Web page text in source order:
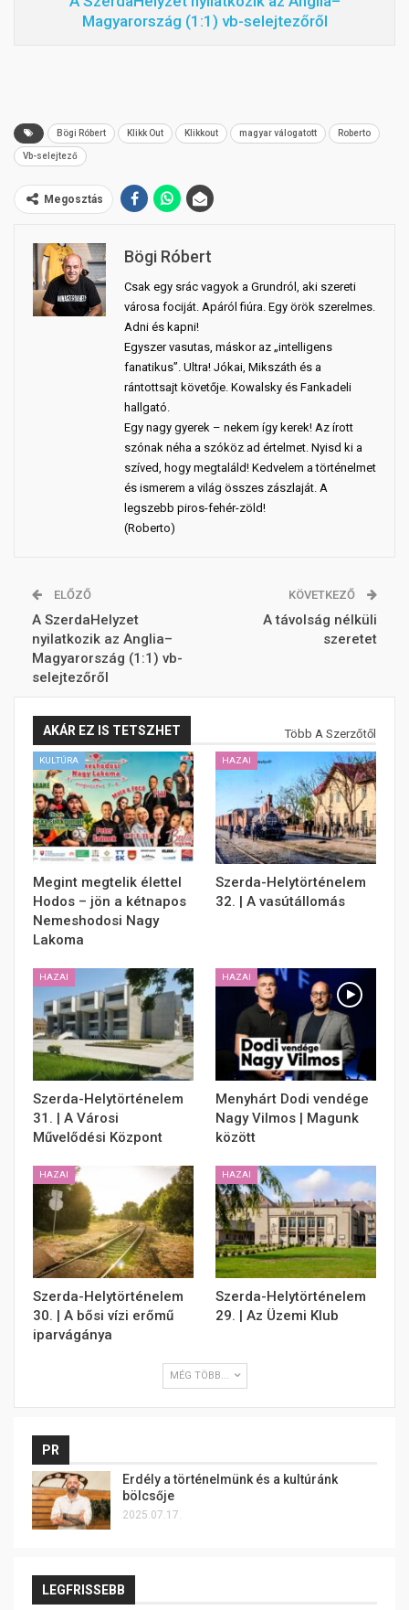
Magyarország (1:1) vb-selejtezőről
Bögi Róbert Klikk Out Klikkout magyar válogatott Roberto
Vb-selejtező
Megosztás
Bögi Róbert
Csak egy srác vagyok a Grundról, aki szereti
városa fociját. Apáról fiúra. Egy örök szerelmes.
Adni és kapni!
Egyszer vasutas, máskor az „intelligens
fanatikus”. Ultra! Jókai, Mikszáth és a
rántottsajt követője. Kowalsky és Fankadeli
hallgató.
Egy nagy gyerek – nekem így kerek! Az írott
szónak néha a szóköz ad értelmet. Nyisd ki a
szíved, hogy megtaláld! Kedvelem a történelmet
és ismerem a világ összes zászlaját. A
legszebb piros-fehér-zöld!
(Roberto)
ELŐZŐ
A SzerdaHelyzet
nyilatkozik az Anglia–
Magyarország (1:1) vb-
selejtezőről
KÖVETKEZŐ
A távolság nélküli
szeretet
AKÁR EZ IS TETSZHET Több A Szerzőtől
KULTÚRA
Megint megtelik élettel
Hodos – jön a kétnapos
Nemeshodosi Nagy
Lakoma
HAZAI
Szerda-Helytörténelem
32. | A vasútállomás
HAZAI
Szerda-Helytörténelem
31. | A Városi
Művelődési Központ
HAZAI
Menyhárt Dodi vendége
Nagy Vilmos | Magunk
között
HAZAI
Szerda-Helytörténelem
30. | A bősi vízi erőmű
iparvágánya
HAZAI
Szerda-Helytörténelem
29. | Az Üzemi Klub
MÉG TÖBB...
PR
Erdély a történelmünk és a kultúránk
bölcsője
2025.07.17.
LEGFRISSEBB